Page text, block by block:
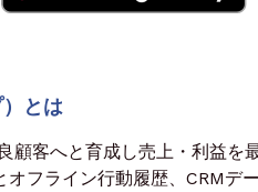
とは
顧客へと育成し売上・利益を
オフライン行動履歴、CRMデ